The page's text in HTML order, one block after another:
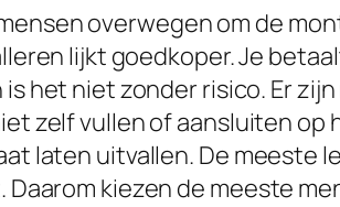
overwegen om de
lijkt goedkoper. Je
is het niet zonder risico. Er
zelf vullen of aansluiten
laten uitvallen. De meeste
kiezen de meeste